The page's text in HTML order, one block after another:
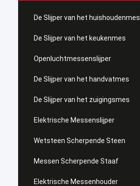
De Slijper van het huishoudenmes
De Slijper van het keukenmes
Openluchtmessenslijper
De Slijper van het handvatmes
De Slijper van het zuigingsmes
Elektrische Messenslijper
Wetsteen Scherpende Steen
Messen Scherpende Staaf
Elektrische Messenhouder